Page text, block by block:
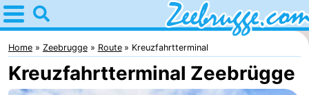
Home
Zeebrugge
Tipps
Home Zeebrugge Route Kreuzfahrtterminal
Kreuzfahrtterminal Zeebrügge